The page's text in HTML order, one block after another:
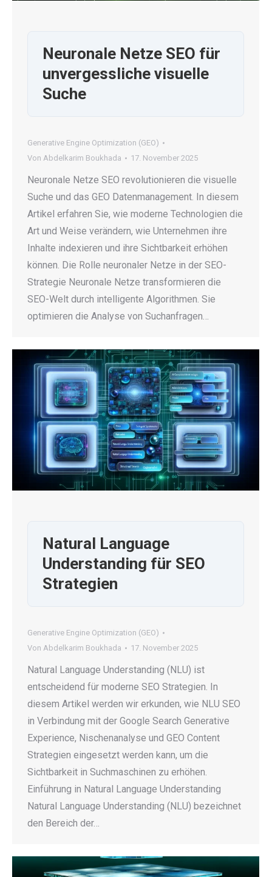
Neuronale Netze SEO für
unvergessliche visuelle
Suche
Generative Engine Optimization (GEO)
Von Abdelkarim Boukhada 17. November 2025
Neuronale Netze SEO revolutionieren die visuelle
Suche und das GEO Datenmanagement. In diesem
Artikel erfahren Sie, wie moderne Technologien die
Art und Weise verändern, wie Unternehmen ihre
Inhalte indexieren und ihre Sichtbarkeit erhöhen
können. Die Rolle neuronaler Netze in der SEO-
Strategie Neuronale Netze transformieren die
SEO-Welt durch intelligente Algorithmen. Sie
optimieren die Analyse von Suchanfragen…
Natural Language
Understanding für SEO
Strategien
Generative Engine Optimization (GEO)
Von Abdelkarim Boukhada 17. November 2025
Natural Language Understanding (NLU) ist
entscheidend für moderne SEO Strategien. In
diesem Artikel werden wir erkunden, wie NLU SEO
in Verbindung mit der Google Search Generative
Experience, Nischenanalyse und GEO Content
Strategien eingesetzt werden kann, um die
Sichtbarkeit in Suchmaschinen zu erhöhen.
Einführung in Natural Language Understanding
Natural Language Understanding (NLU) bezeichnet
den Bereich der…